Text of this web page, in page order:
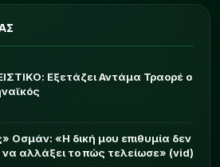
Εξετάζει Αντάμα Τραορέ ο
Οσμάν: «Η δική μου επιθυμία δεν
να αλλάξει το πώς τελείωσε» (vid)